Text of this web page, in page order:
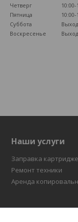
Четверг
10:00-
Пятница
10:00-
Суббота
Воскресенье
Наши услуги
Заправка
Ремонт техники
Аренда
Сервисный центр